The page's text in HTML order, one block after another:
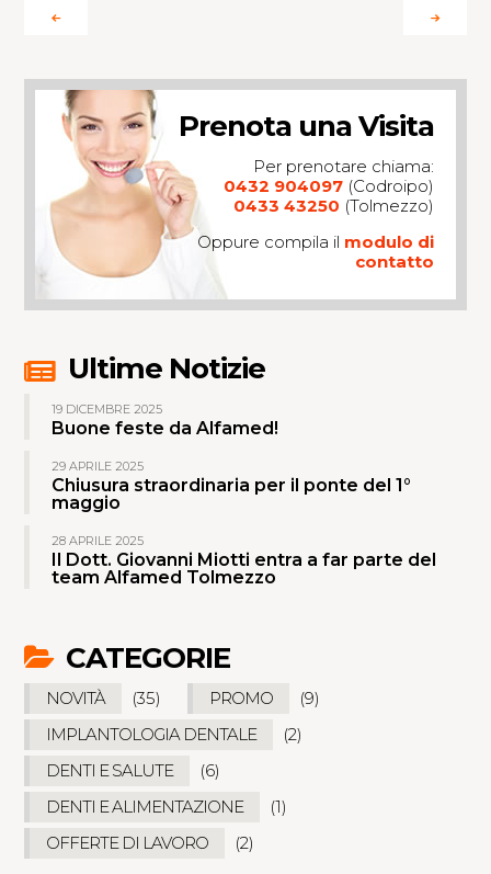
Ultime Notizie
19 DICEMBRE 2025
Buone feste da Alfamed!
29 APRILE 2025
Chiusura straordinaria per il ponte del 1°
maggio
28 APRILE 2025
Il Dott. Giovanni Miotti entra a far parte del
team Alfamed Tolmezzo
CATEGORIE
NOVITÀ (35) PROMO
(9)
IMPLANTOLOGIA DENTALE
(2)
DENTI E SALUTE
(6)
DENTI E ALIMENTAZIONE
(1)
OFFERTE DI LAVORO
(2)
Prenota una Visita
Per prenotare chiama:
0432 904097(Codroipo)
0433 43250 (Tolmezzo)
Oppure compila il modulo di
contatto